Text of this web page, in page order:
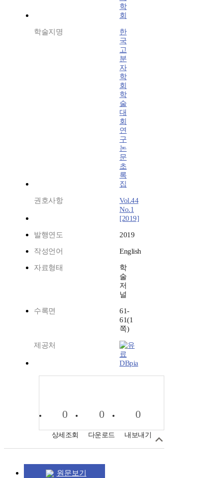
학
회
학술지명
한
국
고
분
자
학
회
학
술
대
회
연
구
논
문
초
록
집
권호사항
Vol.44
No.1
[2019]
발행연도 2019
작성언어 English
자료형태
학
술
저
널
수록면
61-
61(1
쪽)
제공처
DBpia
0
상세조회
0
다운로드
0
내보내기
원문보기